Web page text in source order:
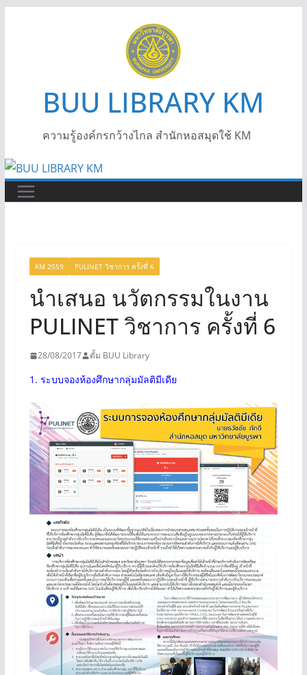
BUU LIBRARY KM
ความรู้องค์กรกว้างไกล สำนักหอสมุดใช้ KM
KM 2559 PULINET วิชาการ ครั้งที่ 6
นำเสนอ นวัตกรรมในงาน
PULINET วิชาการ ครั้งที่ 6
28/08/2017 ตั้ม BUU Library
1. ระบบจองห้องศึกษากลุ่มมัลติมีเดีย